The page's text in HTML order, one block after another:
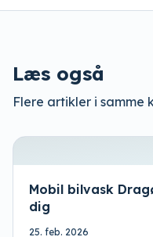
Læs også
Flere artikler i samme
Mobil bilvask
dig
25. feb. 2026